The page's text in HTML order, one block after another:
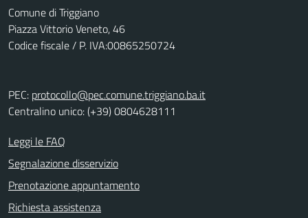
Comune di Triggiano
Piazza Vittorio Veneto, 46
Codice fiscale / P. IVA:00865250724
PEC: protocollo@pec.comune.triggiano.ba.it
Centralino unico: (+39) 0804628111
Leggi le FAQ
Segnalazione disservizio
Prenotazione appuntamento
Richiesta assistenza